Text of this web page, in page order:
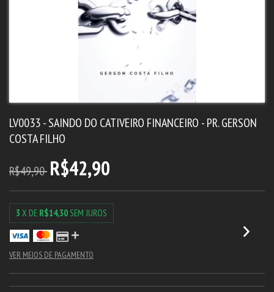
LV0033 - SAINDO DO CATIVEIRO FINANCEIRO - PR. GERSON
COSTA FILHO
R$49,90 R$42,90
3 X DE R$14,30 SEM JUROS
VER MEIOS DE PAGAMENTO